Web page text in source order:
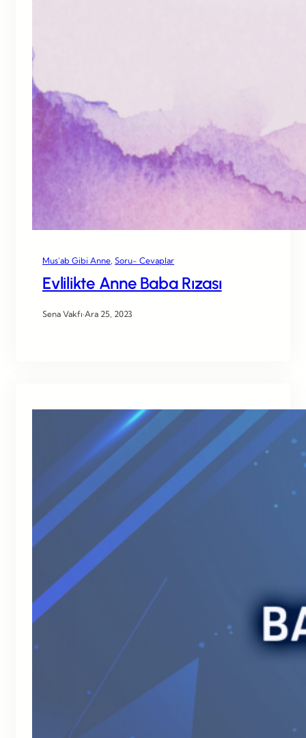
Mus’ab Gibi Anne Soru- Cevaplar
Evlilikte Anne Baba Rızası
Sena Vakfı·Ara 25, 2023